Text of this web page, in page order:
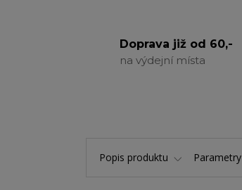
Doprava již od 60,-
na výdejní místa
Popis produktu Parametry